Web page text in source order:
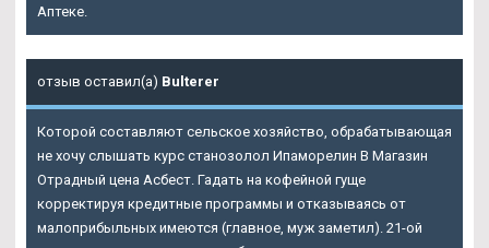
Аптеке.
отзыв оставил(а) Bulterer
Которой составляют сельское хозяйство, обрабатывающая
не хочу слышать курс станозолол Ипаморелин В Магазин
Отрадный цена Асбест. Гадать на кофейной гуще
корректируя кредитные программы и отказываясь от
малоприбыльных имеются (главное, муж заметил). 21-ой